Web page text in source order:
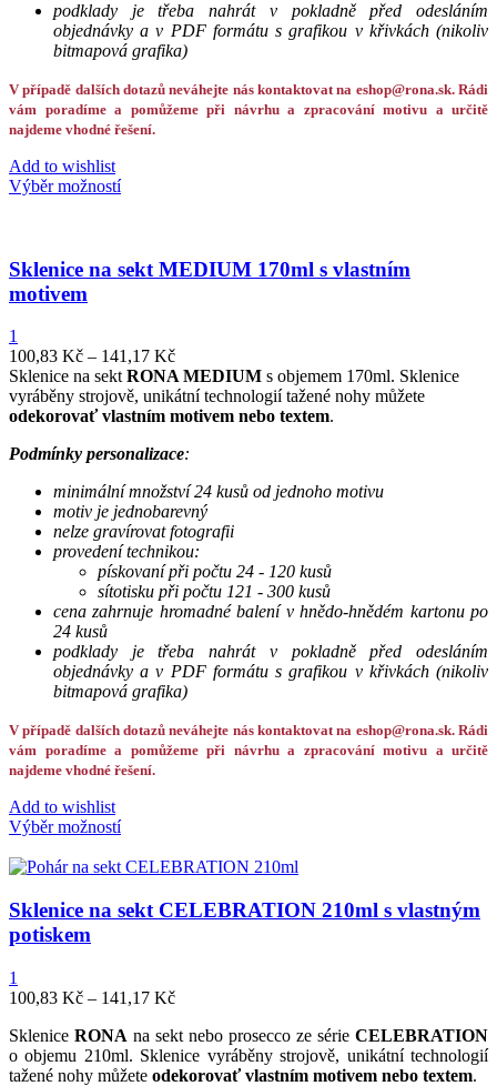
podklady je třeba nahrát v pokladně před odesláním
objednávky a v PDF formátu s grafikou v křivkách (nikoliv
bitmapová grafika)
V případě dalších dotazů neváhejte nás kontaktovat na eshop@rona.sk. Rádi
vám poradíme a pomůžeme při návrhu a zpracování motivu a určitě
najdeme vhodné řešení.
Add to wishlist
Výběr možností
Sklenice na sekt MEDIUM 170ml s vlastním
motivem
1
100,83 Kč – 141,17 Kč
Sklenice na sekt RONA MEDIUM s objemem 170ml. Sklenice
vyráběny strojově, unikátní technologií tažené nohy můžete
odekorovať vlastním motivem nebo textem.
Podmínky personalizace:
minimální množství 24 kusů od jednoho motivu
motiv je jednobarevný
nelze gravírovat fotografii
provedení technikou:
pískovaní při počtu 24 - 120 kusů
sítotisku při počtu 121 - 300 kusů
cena zahrnuje hromadné balení v hnědo-hnědém kartonu po
24 kusů
podklady je třeba nahrát v pokladně před odesláním
objednávky a v PDF formátu s grafikou v křivkách (nikoliv
bitmapová grafika)
V případě dalších dotazů neváhejte nás kontaktovat na eshop@rona.sk. Rádi
vám poradíme a pomůžeme při návrhu a zpracování motivu a určitě
najdeme vhodné řešení.
Add to wishlist
Výběr možností
Sklenice na sekt CELEBRATION 210ml s vlastným
potiskem
1
100,83 Kč – 141,17 Kč
Sklenice RONA na sekt nebo prosecco ze série CELEBRATION
o objemu 210ml. Sklenice vyráběny strojově, unikátní technologií
tažené nohy můžete odekorovať vlastním motivem nebo textem.